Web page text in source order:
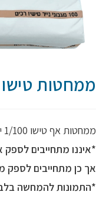
ממחטות טישו
ממחטות אף טישו 1/100 יח'
*איננו מתחייבים
אך כן מתחייבים לספק
*התמונות להמחשה